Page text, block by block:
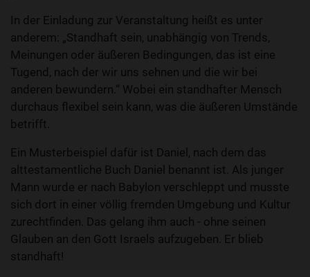
In der Einladung zur Veranstaltung heißt es unter
anderem: „Standhaft sein, unabhängig von Trends,
Meinungen oder äußeren Bedingungen, das ist eine
Tugend, nach der wir uns sehnen und die wir bei
anderen bewundern.“ Wobei ein standhafter Mensch
durchaus flexibel sein kann, was die äußeren Umstände
betrifft.
Ein Musterbeispiel dafür ist Daniel, nach dem das
alttestamentliche Buch Daniel benannt ist. Als junger
Mann wurde er nach Babylon verschleppt und musste
sich dort in einer völlig fremden Umgebung und Kultur
zurechtfinden. Das gelang ihm auch - ohne seinen
Glauben an den Gott Israels aufzugeben. Er blieb
standhaft!